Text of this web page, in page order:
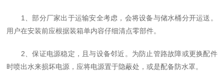
1、部分厂家出于运输安全考虑，会将设备与储水桶分开运送。
用户在安装前应根据装箱单内容仔细清点零部件。
2、保证电源稳定，且与设备邻近。为防止管路故障或更换配件
时喷出水来损坏电源，应将电源置于隐蔽处，或是配备防水罩。